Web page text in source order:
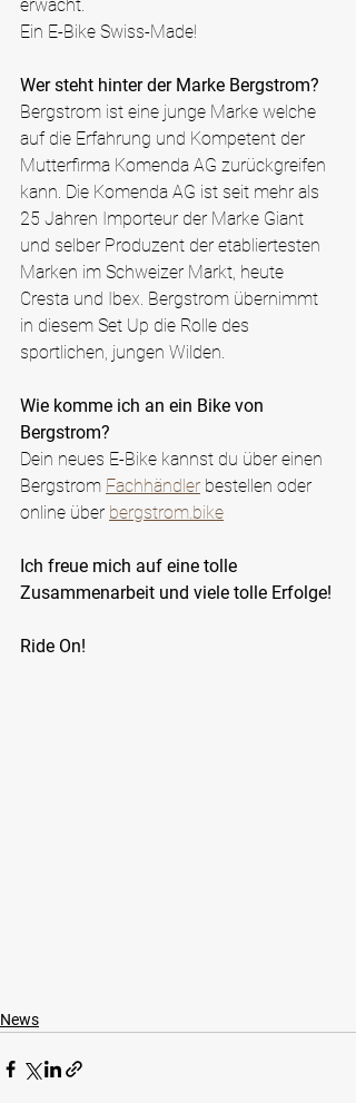
erwacht.
Ein E-Bike Swiss-Made!
Wer steht hinter der Marke Bergstrom?
Bergstrom ist eine junge Marke welche
auf die Erfahrung und Kompetent der
Mutterfirma Komenda AG zurückgreifen
kann. Die Komenda AG ist seit mehr als
25 Jahren Importeur der Marke Giant
und selber Produzent der etabliertesten
Marken im Schweizer Markt, heute
Cresta und Ibex. Bergstrom übernimmt
in diesem Set Up die Rolle des
sportlichen, jungen Wilden.
Wie komme ich an ein Bike von
Bergstrom?
Dein neues E-Bike kannst du über einen
Bergstrom Fachhändler bestellen oder
online über bergstrom.bike
Ich freue mich auf eine tolle
Zusammenarbeit und viele tolle Erfolge!
Ride On!
News